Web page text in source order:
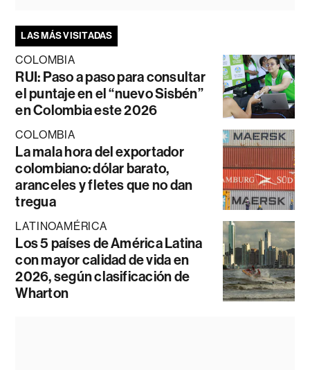
LAS MÁS VISITADAS
COLOMBIA
RUI: Paso a paso para consultar
el puntaje en el “nuevo Sisbén”
en Colombia este 2026
COLOMBIA
La mala hora del exportador
colombiano: dólar barato,
aranceles y fletes que no dan
tregua
LATINOAMÉRICA
Los 5 países de América Latina
con mayor calidad de vida en
2026, según clasificación de
Wharton